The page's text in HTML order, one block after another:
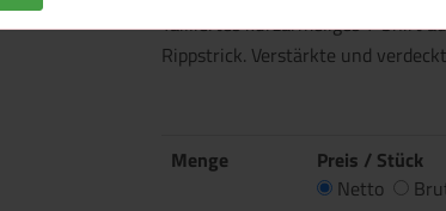
Tailliertes kurzärmeliges T-Shirt
Rippstrick. Verstärkte und
Menge
Preis / Stück
Netto